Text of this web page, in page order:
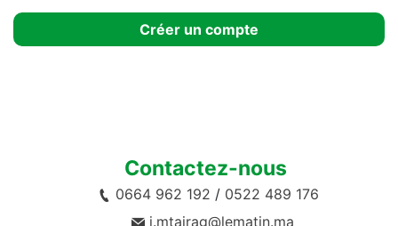
Créer un compte
Contactez-nous
0664 962 192 / 0522 489 176
i.mtairag@lematin.ma